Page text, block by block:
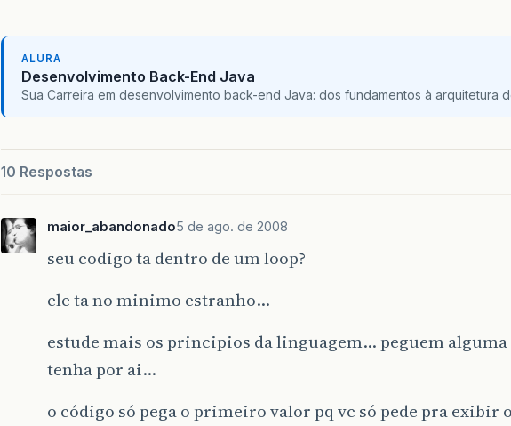
ALURA
Desenvolvimento Back-End Java
Sua Carreira em desenvolvimento back-end Java: dos fundamentos à arquitetura
10 Respostas
maior_abandonado5 de ago. de 2008
seu codigo ta dentro de um loop?
ele ta no minimo estranho…
estude mais os principios da linguagem… peguem alguma
tenha por ai…
o código só pega o primeiro valor pq vc só pede pra exibir